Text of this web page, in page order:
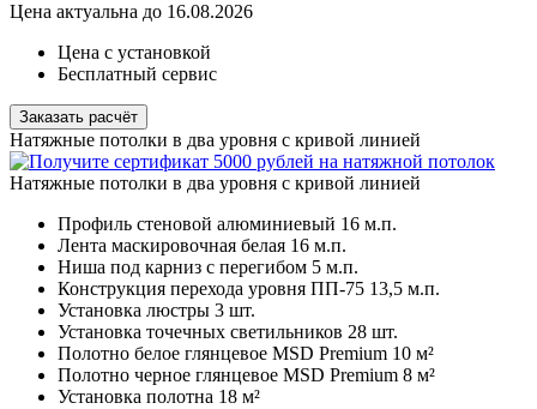
Цена актуальна до 16.08.2026
Цена с установкой
Бесплатный сервис
Заказать расчёт
Натяжные потолки в два уровня с кривой линией
Натяжные потолки в два уровня с кривой линией
Профиль стеновой алюминиевый 16 м.п.
Лента маскировочная белая 16 м.п.
Ниша под карниз с перегибом 5 м.п.
Конструкция перехода уровня ПП-75 13,5 м.п.
Установка люстры 3 шт.
Установка точечных светильников 28 шт.
Полотно белое глянцевое MSD Premium 10 м²
Полотно черное глянцевое MSD Premium 8 м²
Установка полотна 18 м²